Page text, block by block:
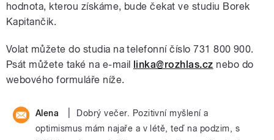
hodnota, kterou získáme, bude čekat ve studiu Borek
Kapitančik.
Volat můžete do studia na telefonní číslo 731 800 900.
Psát můžete také na e-mail linka@rozhlas.cz nebo do
webového formuláře níže.
Alena
Dobrý večer. Pozitivní myšlení a
optimismus mám najaře a v létě, teď na podzim, s